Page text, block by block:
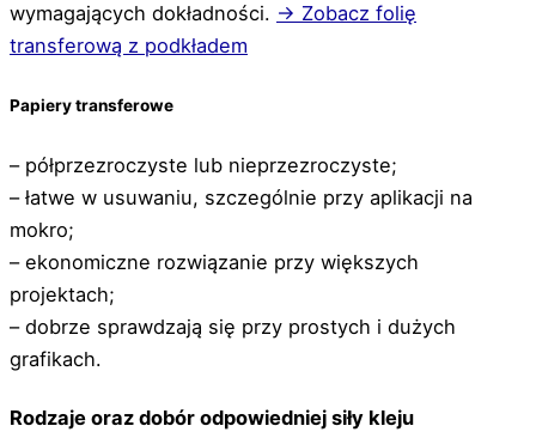
wymagających dokładności. → Zobacz folię
transferową z podkładem
Papiery transferowe
– półprzezroczyste lub nieprzezroczyste;
– łatwe w usuwaniu, szczególnie przy aplikacji na
mokro;
– ekonomiczne rozwiązanie przy większych
projektach;
– dobrze sprawdzają się przy prostych i dużych
grafikach.
Rodzaje oraz dobór odpowiedniej siły kleju